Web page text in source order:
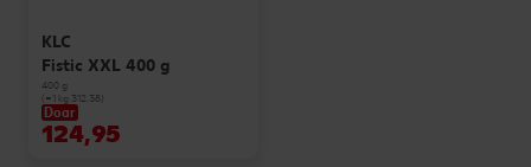
KLC
Fistic XXL 400 g
400 g
(=1 kg 312.38)
Doar
124,95